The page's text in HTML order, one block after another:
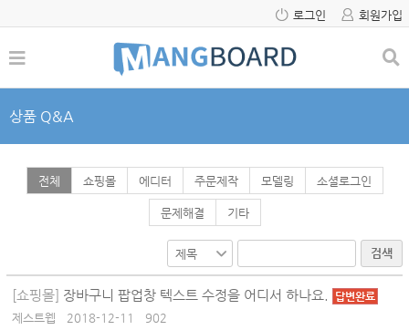
로그인 회원가입
상품 Q&A
전체 쇼핑몰 에디터 주문제작 모델링 소셜로그인
문제해결 기타
검색
[쇼핑몰] 장바구니 팝업창 텍스트 수정을 어디서 하나요. 답변완료
제스트웹 2018-12-11 902